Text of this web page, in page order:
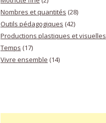
Nombres et quantités (28)
Outils pédagogiques (42)
Productions plastiques et visuelles
Temps (17)
Vivre ensemble (14)